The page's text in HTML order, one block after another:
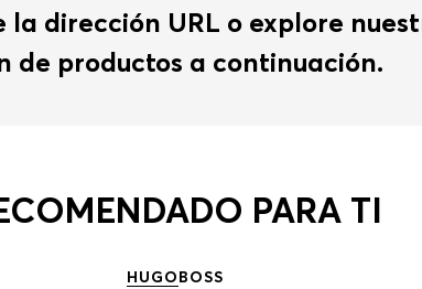
la dirección URL o explore
de productos a continuación.
PARA TI
HUGOBOSS